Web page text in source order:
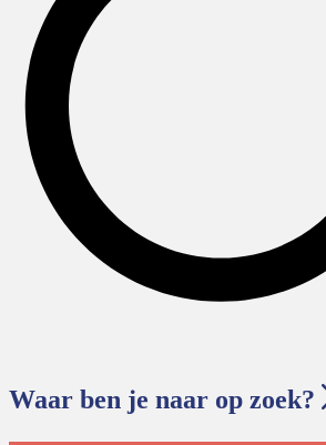
Waar ben je naar op zoek?